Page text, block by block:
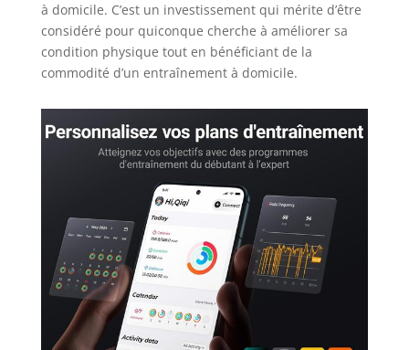
à domicile. C’est un investissement qui mérite d’être
considéré pour quiconque cherche à améliorer sa
condition physique tout en bénéficiant de la
commodité d’un entraînement à domicile.